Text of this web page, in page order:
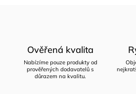
Ověřená kvalita
Nabízíme pouze produkty od
prověřených dodavatelů s
důrazem na kvalitu.